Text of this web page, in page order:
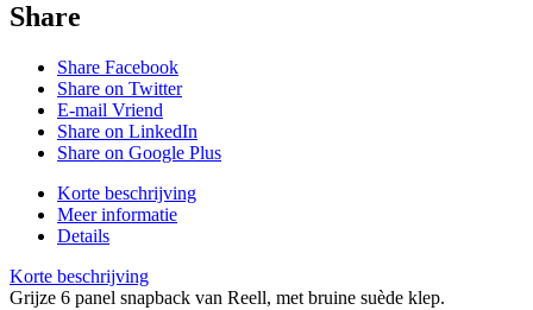
Share
Share Facebook
Share on Twitter
E-mail Vriend
Share on LinkedIn
Share on Google Plus
Korte beschrijving
Meer informatie
Details
Korte beschrijving
Grijze 6 panel snapback van Reell, met bruine suède klep.